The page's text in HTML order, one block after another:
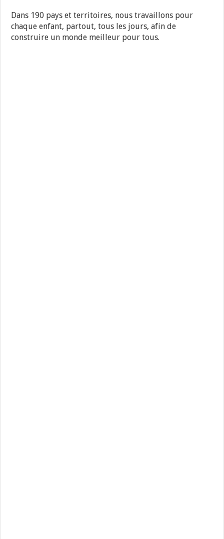
Dans 190 pays et territoires, nous travaillons pour
chaque enfant, partout, tous les jours, afin de
construire un monde meilleur pour tous.